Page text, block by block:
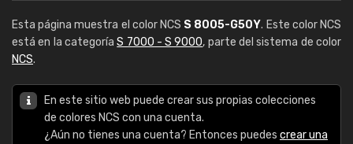
Esta página muestra el color NCS S 8005-G50Y. Este color NCS
está en la categoríaS 7000 - S 9000, parte del sistema de color
NCS.
En este sitio web puede crear sus propias colecciones
de colores NCS con una cuenta.
¿Aún no tienes una cuenta? Entonces puedes crear una